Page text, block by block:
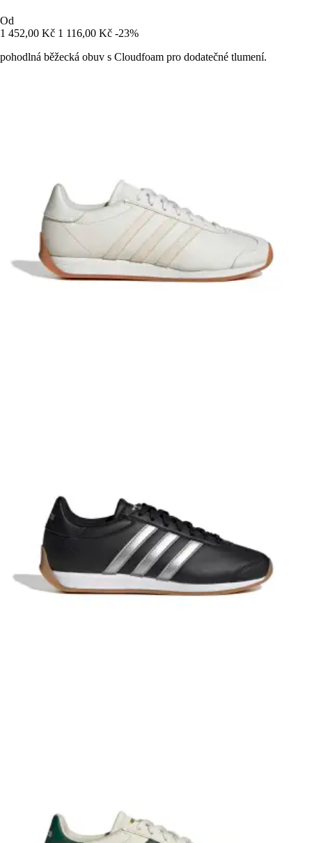
Od
1 452,00 Kč 1 116,00 Kč -23%
pohodlná běžecká obuv s Cloudfoam pro dodatečné tlumení.